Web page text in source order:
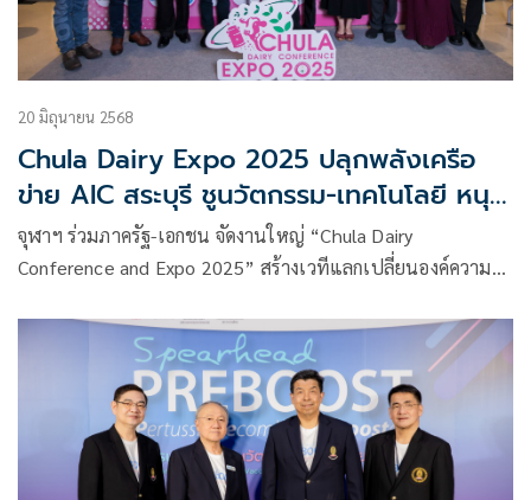
20 มิถุนายน 2568
Chula Dairy Expo 2025 ปลุกพลังเครือ
ข่าย AIC สระบุรี ชูนวัตกรรม-เทคโนโลยี หนุน
โคนมไทยยั่งยืน
จุฬาฯ ร่วมภาครัฐ-เอกชน จัดงานใหญ่ “Chula Dairy
Conference and Expo 2025” สร้างเวทีแลกเปลี่ยนองค์ความรู้
เทคโนโลยีอัจฉริยะ มุ่งพัฒนาอย่างยั่งยืนในระดับภูมิภาค